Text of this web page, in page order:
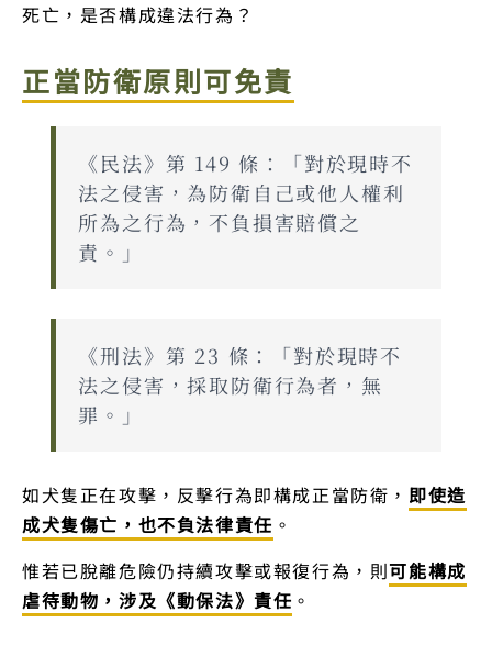
死亡，是否構成違法行為？
正當防衛原則可免責
《民法》第 149 條：「對於現時不
法之侵害，為防衛自己或他人權利
所為之行為，不負損害賠償之
責。」
《刑法》第 23 條：「對於現時不
法之侵害，採取防衛行為者，無
罪。」
如犬隻正在攻擊，反擊行為即構成正當防衛， 即使造
成犬隻傷亡，也不負法律責任 。
惟若已脫離危險仍持續攻擊或報復行為，則可能構成
虐待動物，涉及《動保法》責任 。